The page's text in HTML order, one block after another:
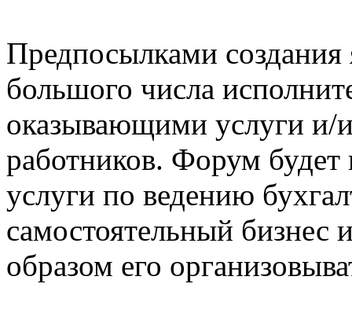
Предпосылками создания
большого числа
оказывающими услуги
работников. Форум будет
услуги по ведению
самостоятельный бизнес
образом его